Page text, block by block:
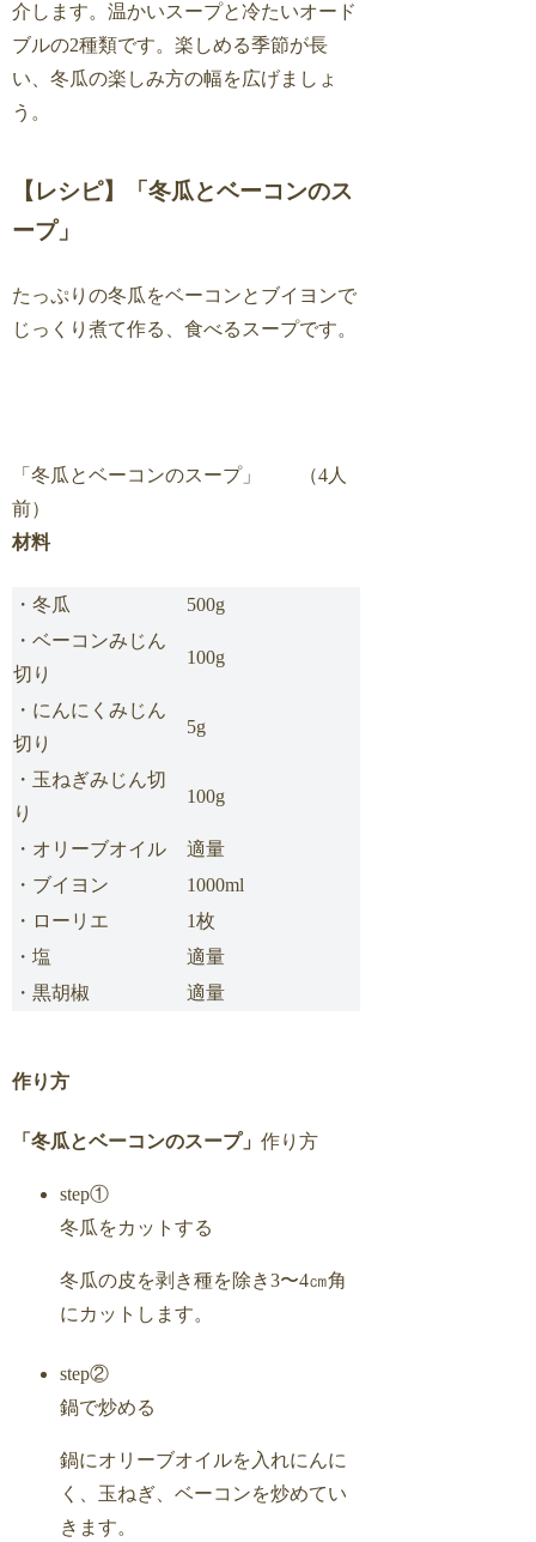
介します。温かいスープと冷たいオード
ブルの2種類です。楽しめる季節が長
い、冬瓜の楽しみ方の幅を広げましょ
う。
【レシピ】「冬瓜とベーコンのス
ープ」
たっぷりの冬瓜をベーコンとブイヨンで
じっくり煮て作る、食べるスープです。
「冬瓜とベーコンのスープ」 （4人
前）
材料
・冬瓜
500g
・ベーコンみじん
切り
100g
・にんにくみじん
切り
5g
・玉ねぎみじん切
り
100g
・オリーブオイル
適量
・ブイヨン
1000ml
・ローリエ
1枚
・塩
適量
・黒胡椒
適量
作り方
「冬瓜とベーコンのスープ」作り方
step①
冬瓜をカットする
冬瓜の皮を剥き種を除き3〜4㎝角
にカットします。
step②
鍋で炒める
鍋にオリーブオイルを入れにんに
く、玉ねぎ、ベーコンを炒めてい
きます。